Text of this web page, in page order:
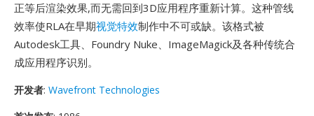
正等后渲染效果,而无需回到3D应用程序重新计算。这种管线
效率使RLA在早期视觉特效制作中不可或缺。该格式被
Autodesk工具、Foundry Nuke、ImageMagick及各种传统合
成应用程序识别。
开发者: Wavefront Technologies